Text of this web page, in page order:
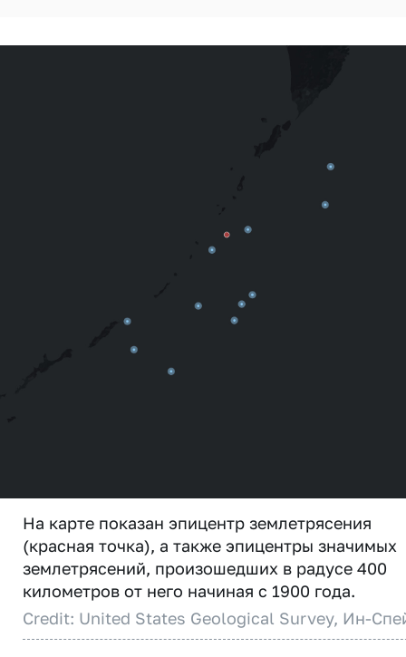
На карте показан эпицентр землетрясения
(красная точка), а также эпицентры значимых
землетрясений, произошедших в радусе 400
километров от него начиная с 1900 года.
Credit: United States Geological Survey, Ин-